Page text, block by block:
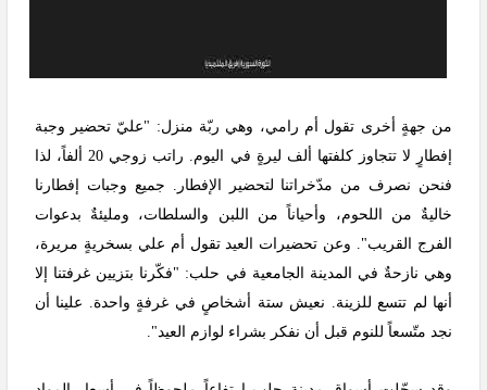
من جهةٍ أخرى تقول أم رامي، وهي ربّة منزل: "عليّ تحضير وجبة
إفطارٍ لا تتجاوز كلفتها ألف ليرةٍ في اليوم. راتب زوجي 20 ألفاً، لذا
فنحن نصرف من مدّخراتنا لتحضير الإفطار. جميع وجبات إفطارنا
خاليةٌ من اللحوم، وأحياناً من اللبن والسلطات، ومليئةٌ بدعوات
الفرج القريب". وعن تحضيرات العيد تقول أم علي بسخريةٍ مريرة،
وهي نازحةٌ في المدينة الجامعية في حلب: "فكّرنا بتزيين غرفتنا إلا
أنها لم تتسع للزينة. نعيش ستة أشخاصٍ في غرفةٍ واحدة. علينا أن
نجد متّسعاً للنوم قبل أن نفكر بشراء لوازم العيد".